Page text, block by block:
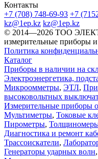
Контакты
+7 (708) 748-69-93 +7
kz@1ep.kz kz@1ep.kz
©️ 2014—2026 ТОО
измерительные приборы
Политика
Каталог
Приборы в наличии на
Электроэнергетика,
Микроомметры, ЭТЛ,
высоковольтных
Измерительные приборы
Мультиметры, Токовые
Пирометры,
Диагностика и ремонт
Трассоискатели,
Генераторы ударных волн,